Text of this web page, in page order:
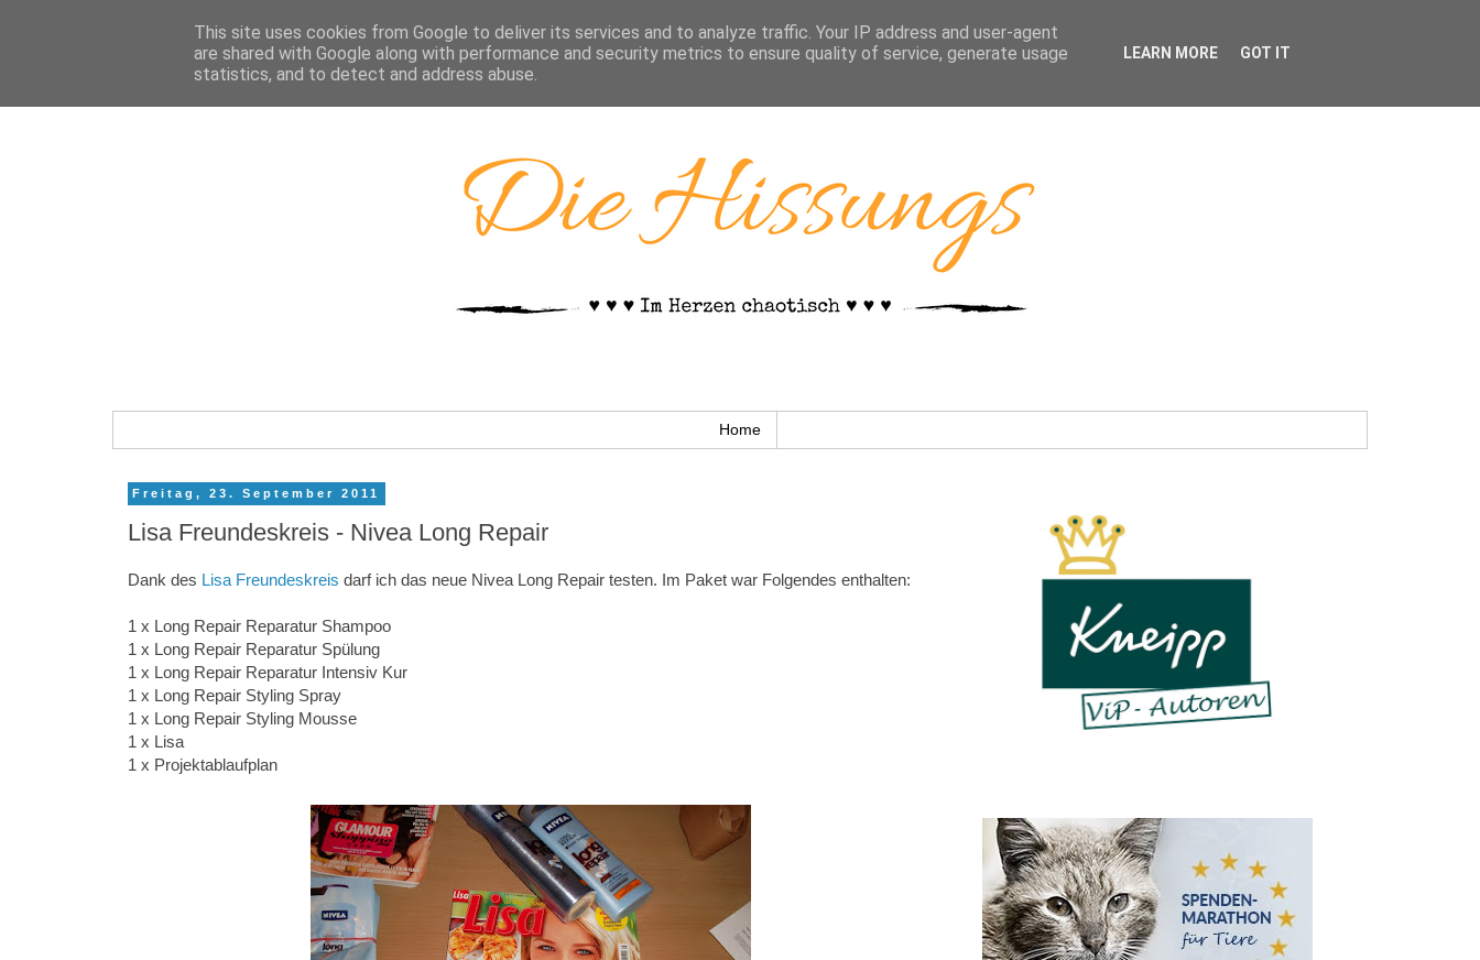
Home
Freitag, 23. September 2011
Lisa Freundeskreis - Nivea Long Repair
Dank des Lisa Freundeskreis darf ich das neue Nivea Long Repair testen. Im Paket war Folgendes enthalten:
1 x Long Repair Reparatur Shampoo
1 x Long Repair Reparatur Spülung
1 x Long Repair Reparatur Intensiv Kur
1 x Long Repair Styling Spray
1 x Long Repair Styling Mousse
1 x Lisa
1 x Projektablaufplan
This site uses cookies from Google to deliver its services and to analyze traffic. Your IP address and user-agent
are shared with Google along with performance and security metrics to ensure quality of service, generate usage
statistics, and to detect and address abuse.
LEARN MORE GOT IT